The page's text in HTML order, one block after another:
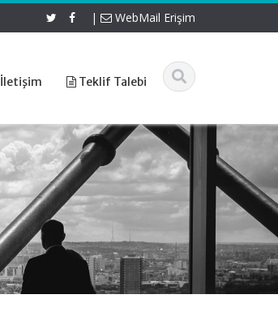
| WebMail Erişim
İletişim Teklif Talebi